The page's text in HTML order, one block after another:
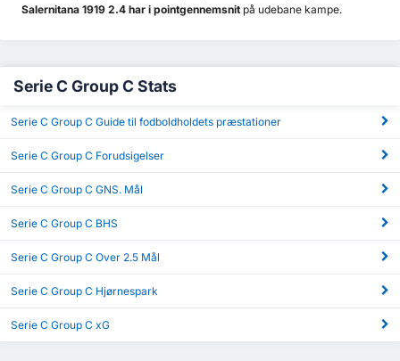
Salernitana 1919 2.4 har i pointgennemsnit på udebane kampe.
Serie C Group C Stats
Serie C Group C Guide til fodboldholdets præstationer
Serie C Group C Forudsigelser
Serie C Group C GNS. Mål
Serie C Group C BHS
Serie C Group C Over 2.5 Mål
Serie C Group C Hjørnespark
Serie C Group C xG